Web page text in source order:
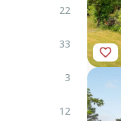
22
33
3
12